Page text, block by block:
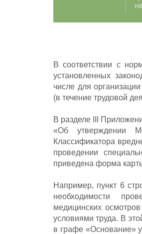
В соответствии с
установленных
числе для
(в течение трудовой
В разделе III
«Об утверждении
Классификатора
проведении
приведена форма
Например, пункт 6
необходимости
медицинских
условиями труда. В
в графе «Основание»